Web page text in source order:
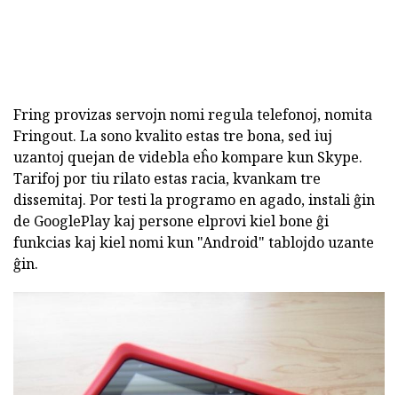
Fring provizas servojn nomi regula telefonoj, nomita
Fringout. La sono kvalito estas tre bona, sed iuj
uzantoj quejan de videbla eĥo kompare kun Skype.
Tarifoj por tiu rilato estas racia, kvankam tre
dissemitaj. Por testi la programo en agado, instali ĝin
de GooglePlay kaj persone elprovi kiel bone ĝi
funkcias kaj kiel nomi kun "Android" tablojdo uzante
ĝin.